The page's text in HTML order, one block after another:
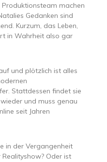
machen
Gedanken sind
Kurzum, das Leben,
in Wahrheit also gar
und plötzlich ist alles
Stattdessen findet sie
und muss genau
seit Jahren
in der Vergangenheit
Oder ist